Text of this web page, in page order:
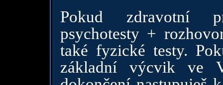
Pokud zdravotní
psychotesty +
také fyzické testy.
základní výcvik ve